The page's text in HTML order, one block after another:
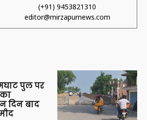
(+91) 9453821310
editor@mirzapurnews.com
पुल पर
दिन बाद